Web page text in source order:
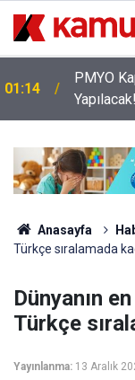
01:14
PMYO
Yapılacak!
Anasayfa
Türkçe sıralamada
Dünyanın
Türkçe
Yayınlanma: 13 Aralık